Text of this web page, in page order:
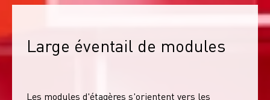
Large éventail de modules
Les modules d'étagères s'orientent vers les